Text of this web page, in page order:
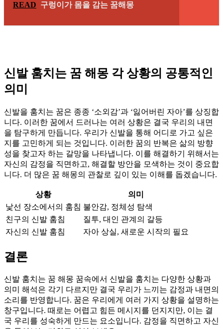
READ 구렁이가 몸을 감는 꿈해몽
신발 훔치는 꿈 해몽 각 상황의 공통적인
의미
신발을 훔치는 꿈은 종종 ‘소외감’과 ‘잃어버린 자아’를 상징합
니다. 이러한 꿈에서 드러나는 여러 상황은 결국 우리의 내면
을 탐구하게 만듭니다. 우리가 신발을 통해 어디로 가고 싶은
지를 고민하게 되는 것입니다. 이러한 꿈의 반복은 삶의 방향
성을 찾고자 하는 갈망을 나타냅니다. 이를 해결하기 위해서는
자신의 감정을 직면하고, 해결할 방안을 모색하는 것이 중요합
니다. 더 많은 꿈 해몽의 관찰로 깊이 있는 이해를 돕겠습니다.
상황
의미
낯선 장소에서의 훔침 불안감, 정체성 탐색
친구의 신발 훔침
질투, 대인 관계의 갈등
자신의 신발 훔침
자아 상실, 새로운 시작의 필요
결론
신발 훔치는 꿈 해몽 꿈속에서 신발을 훔치는 다양한 상황과
의미 해석은 각기 다르지만 결국 우리가 느끼는 감정과 내면의
소리를 반영합니다. 꿈은 우리에게 여러 가지 상황을 설명하는
창구입니다. 때로는 어렵고 힘든 메시지를 던지지만, 이는 결
국 우리를 성숙하게 만드는 요소입니다. 감정을 직면하고 자신